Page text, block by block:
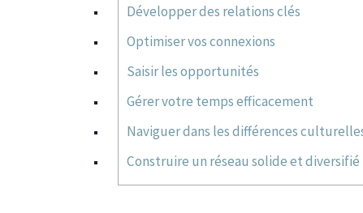
Développer des relations clés
Optimiser vos connexions
Saisir les opportunités
Gérer votre temps efficacement
Naviguer dans les différences
Construire un réseau solide et diversifié